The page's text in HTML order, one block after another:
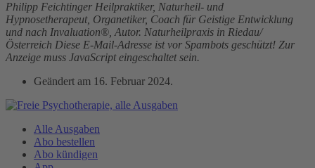
Philipp Feichtinger Heilpraktiker, Naturheil- und
Hypnosetherapeut, Organetiker, Coach für Geistige Entwicklung
und nach Invaluation®, Autor. Naturheilpraxis in Riedau/
Österreich Diese E-Mail-Adresse ist vor Spambots geschützt! Zur
Anzeige muss JavaScript eingeschaltet sein.
Geändert am 16. Februar 2024.
Alle Ausgaben
Abo bestellen
Abo kündigen